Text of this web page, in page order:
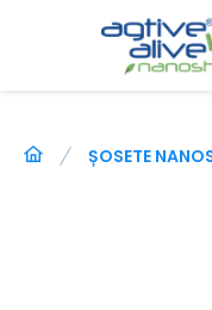
ȘOSETE